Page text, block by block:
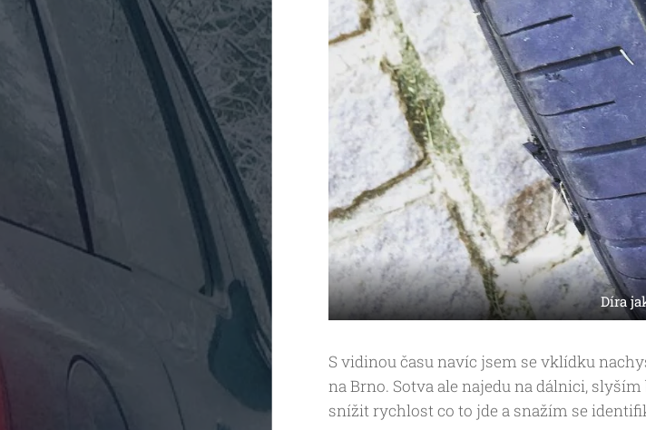
Díra
S vidinou času navíc jsem se vklídku
na Brno. Sotva ale najedu na dálnici,
snížit rychlost co to jde a snažím se